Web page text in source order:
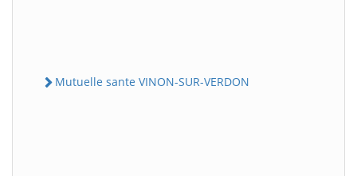
Mutuelle sante VINON-SUR-VERDON